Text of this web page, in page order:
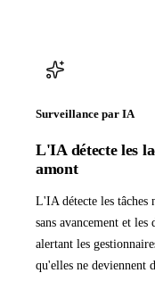
Surveillance par IA
L'IA détecte les
amont
L'IA détecte les tâches
sans avancement et
alertant les
qu'elles ne deviennent